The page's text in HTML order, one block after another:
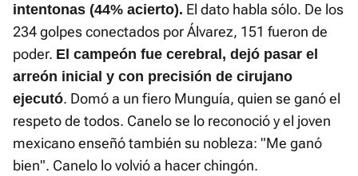
intentonas (44% acierto). El dato habla sólo. De los
234 golpes conectados por Álvarez, 151 fueron de
poder. El campeón fue cerebral, dejó pasar el
arreón inicial y con precisión de cirujano
ejecutó. Domó a un fiero Munguía, quien se ganó el
respeto de todos. Canelo se lo reconoció y el joven
mexicano enseñó también su nobleza: "Me ganó
bien". Canelo lo volvió a hacer chingón.